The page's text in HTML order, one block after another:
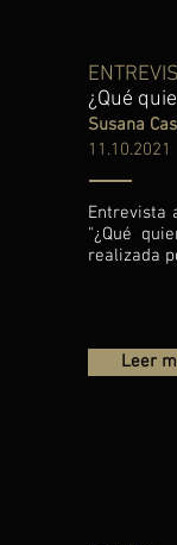
¿Qué
Susana
11.10.2021
Entrevista
"¿Qué
realizada
Leer